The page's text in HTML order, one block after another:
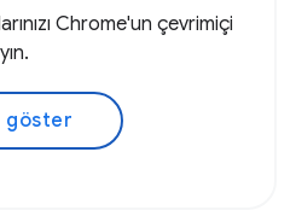
Chrome'un çevrimiçi
göster